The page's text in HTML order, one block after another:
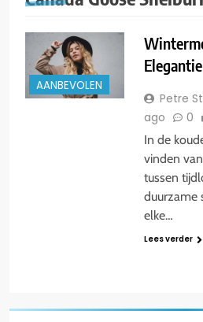
AANBEVOLEN
Petre
ago
0
In de
vinden
tussen
duurzame
elke…
Lees verder